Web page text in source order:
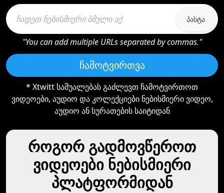
პასტა
"You can add multiple URLs separated by commas."
ჩამოტვირთვა
* Xtwitt საშუალებას გაძლევთ ჩამოტვირთოთ
ვიდეოები, აუდიო და კოლექციები ნებისმიერი ვიდეო,
აუდიო ან სურათების საიტიდან
როგორ გადმოვწეროთ
ვიდეოები ნებისმიერი
პლატფორმიდან